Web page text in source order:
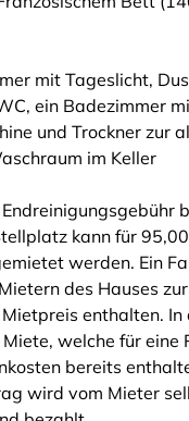
mit Tageslicht,
ein Badezimmer
und Trockner zur
im Keller
kann für
werden. Ein
des Hauses
enthalten. In
welche für eine
bereits
wird vom Mieter